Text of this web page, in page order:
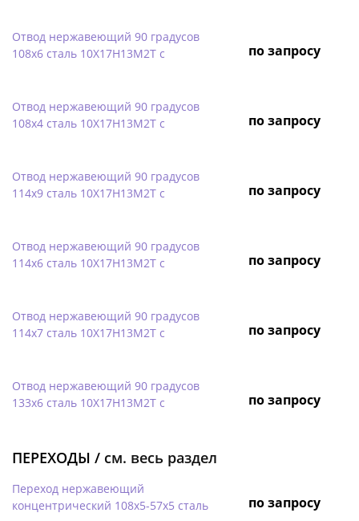
Отвод нержавеющий 90 градусов
108х6 сталь 10Х17Н13М2Т с
по запросу
Отвод нержавеющий 90 градусов
108х4 сталь 10Х17Н13М2Т с
по запросу
Отвод нержавеющий 90 градусов
114х9 сталь 10Х17Н13М2Т с
по запросу
Отвод нержавеющий 90 градусов
114х6 сталь 10Х17Н13М2Т с
по запросу
Отвод нержавеющий 90 градусов
114х7 сталь 10Х17Н13М2Т с
по запросу
Отвод нержавеющий 90 градусов
133х6 сталь 10Х17Н13М2Т с
по запросу
ПЕРЕХОДЫ / см. весь раздел
Переход нержавеющий
концентрический 108х5-57х5 сталь
по запросу